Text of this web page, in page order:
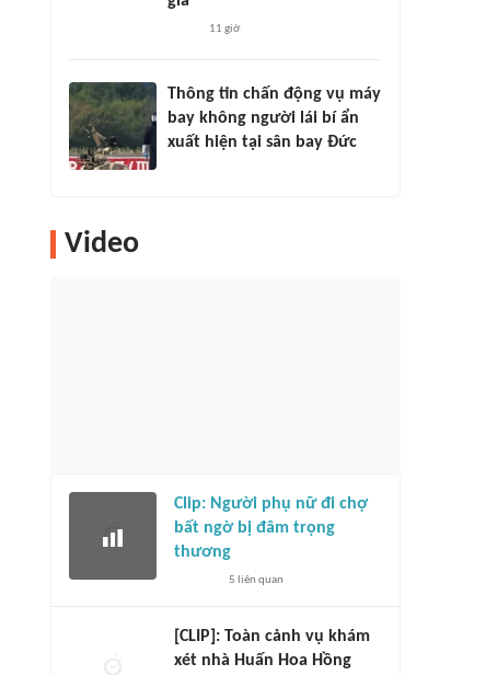
11 giờ
Thông tin chấn động vụ máy
bay không người lái bí ẩn
xuất hiện tại sân bay Đức
Video
Clip: Người phụ nữ đi chợ
bất ngờ bị đâm trọng
thương
5 liên quan
[CLIP]: Toàn cảnh vụ khám
xét nhà Huấn Hoa Hồng